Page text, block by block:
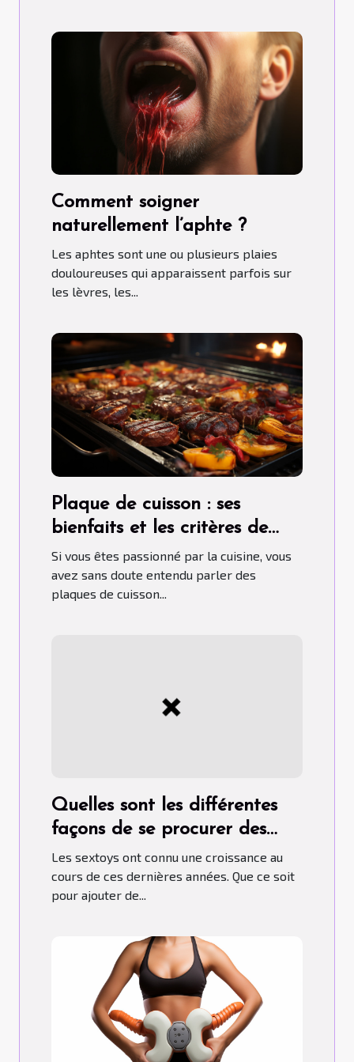
Comment soigner
naturellement l’aphte ?
Les aphtes sont une ou plusieurs plaies
douloureuses qui apparaissent parfois sur
les lèvres, les...
Plaque de cuisson : ses
bienfaits et les critères de
choix pour un bon usage
Si vous êtes passionné par la cuisine, vous
avez sans doute entendu parler des
plaques de cuisson...
Quelles sont les différentes
façons de se procurer des
sextoys ?
Les sextoys ont connu une croissance au
cours de ces dernières années. Que ce soit
pour ajouter de...